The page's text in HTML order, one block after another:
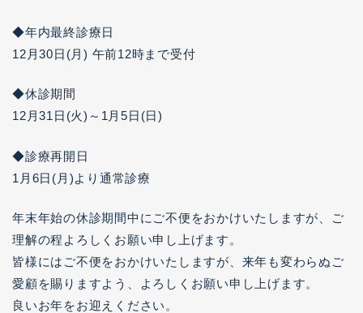
◆年内最終診療日
12月30日(月) 午前12時まで受付
◆休診期間
12月31日(火)～1月5日(日)
◆診療再開日
1月6日(月)より通常診療
年末年始の休診期間中にご不便をおかけいたしますが、ご
理解の程よろしくお願い申し上げます。
皆様にはご不便をおかけいたしますが、来年も変わらぬご
愛顧を賜りますよう、よろしくお願い申し上げます。
良いお年をお迎えください。